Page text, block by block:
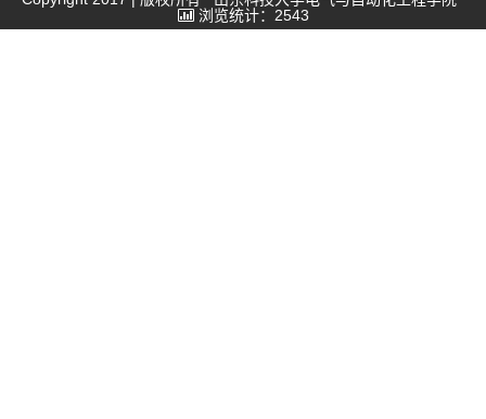
浏览统计：2543